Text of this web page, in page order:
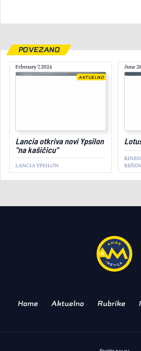
POVEZANO
February 7, 2024
Lancia otkriva novi Ypsilon
"na kašičicu"
LANCIA YPSILON
AKTUELNO
June
Home Aktuelno Rubrike